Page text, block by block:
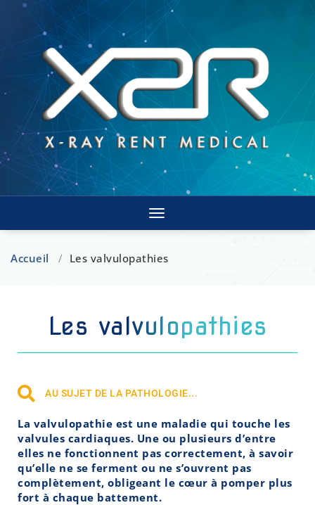
Toggle
navigation
Accueil / Les valvulopathies
Les valvulopathies
AU SUJET DE LA PATHOLOGIE...
La valvulopathie est une maladie qui touche les
valvules cardiaques. Une ou plusieurs d’entre
elles ne fonctionnent pas correctement, à savoir
qu’elle ne se ferment ou ne s’ouvrent pas
complètement, obligeant le cœur à pomper plus
fort à chaque battement.